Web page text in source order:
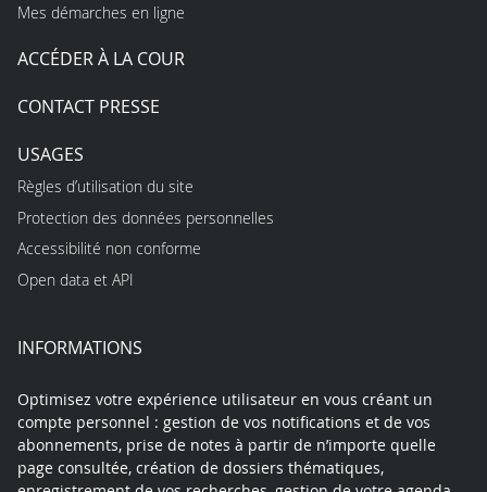
Mes démarches en ligne
ACCÉDER À LA COUR
CONTACT PRESSE
USAGES
Règles d’utilisation du site
Protection des données personnelles
Accessibilité non conforme
Open data et API
INFORMATIONS
Optimisez votre expérience utilisateur en vous créant un
compte personnel : gestion de vos notifications et de vos
abonnements, prise de notes à partir de n’importe quelle
page consultée, création de dossiers thématiques,